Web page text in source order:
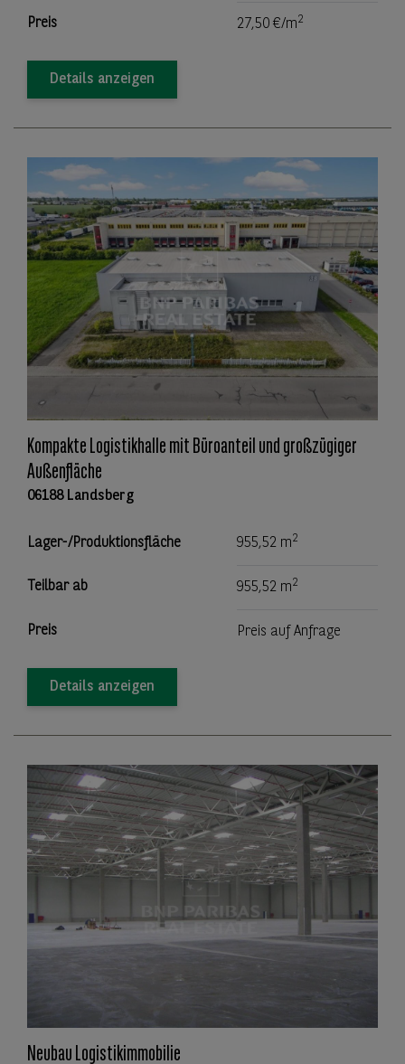
Preis 27,50 €/m2
Details anzeigen
Kompakte Logistikhalle mit Büroanteil und großzügiger
Außenfläche
06188 Landsberg
Lager-/Produktionsfläche 955,52 m2
Teilbar ab 955,52 m2
Preis Preis auf Anfrage
Details anzeigen
Neubau Logistikimmobilie